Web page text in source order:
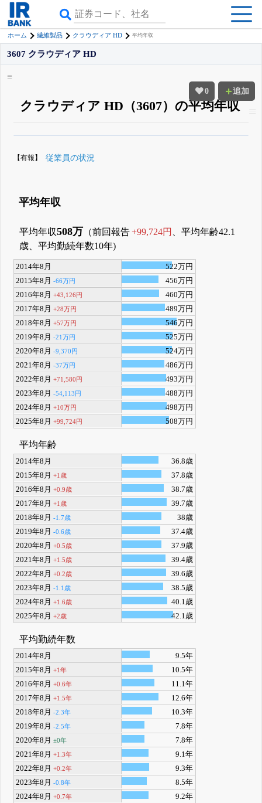
ホーム 繊維製品 クラウディア HD 平均年収
0 追加
3607 クラウディア HD
クラウディア HD（3607）の平均年収
く追える
無料でβ版をはじめる
【有報】 従業員の状況
平均年収
平均年収508万 （前回報告+99,724円
、平均年齢42.1
歳、平均勤続年数10年)
2014年8月
522万円
2015年8月-66万円
456万円
2016年8月+43,126円
460万円
2017年8月+28万円
489万円
2018年8月+57万円
546万円
2019年8月-21万円
525万円
2020年8月-9,370円
524万円
2021年8月-37万円
486万円
2022年8月+71,580円
493万円
2023年8月-54,113円
488万円
2024年8月+10万円
498万円
2025年8月+99,724円 508万円
平均年齢
2014年8月
36.8歳
2015年8月+1歳
37.8歳
2016年8月+0.9歳
38.7歳
2017年8月+1歳
39.7歳
2018年8月-1.7歳
38歳
2019年8月-0.6歳
37.4歳
2020年8月+0.5歳
37.9歳
2021年8月+1.5歳
39.4歳
2022年8月+0.2歳
39.6歳
2023年8月-1.1歳
38.5歳
2024年8月+1.6歳
40.1歳
2025年8月+2歳 42.1歳
平均勤続年数
2014年8月
9.5年
2015年8月+1年
10.5年
2016年8月+0.6年
11.1年
2017年8月+1.5年
12.6年
2018年8月-2.3年
10.3年
2019年8月-2.5年
7.8年
2020年8月±0年
7.8年
2021年8月+1.3年
9.1年
2022年8月+0.2年
9.3年
2023年8月-0.8年
8.5年
2024年8月+0.7年
9.2年